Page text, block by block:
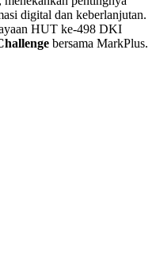
digital dan keberlanjutan.
HUT ke-498 DKI
bersama MarkPlus.